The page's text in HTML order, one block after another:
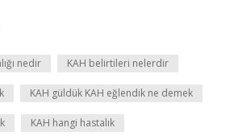
nedir KAH belirtileri nelerdir
KAH güldük KAH eğlendik ne demek
KAH hangi hastalık